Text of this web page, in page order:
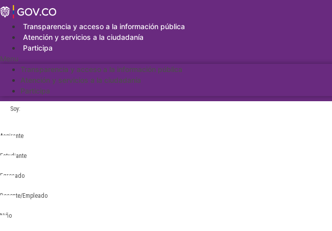
Saltar
al
contenidoTransparencia y acceso a la información pública
Atención y servicios a la ciudadanía
Participa
Menu
Transparencia y acceso a la información pública
Atención y servicios a la ciudadanía
Participa
Soy:
Aspirante
Estudiante
Egresado
Docente/Empleado
Niño